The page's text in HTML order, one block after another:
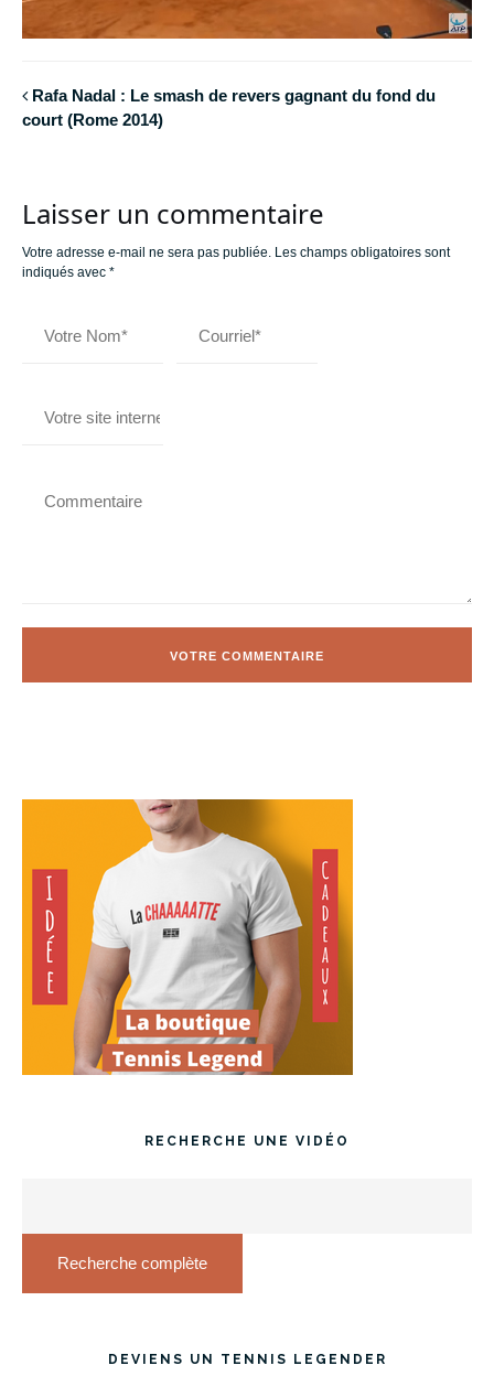
Rafa Nadal : Le smash de revers gagnant du fond du
court (Rome 2014)
Laisser un commentaire
Votre adresse e-mail ne sera pas publiée. Les champs obligatoires sont
indiqués avec *
RECHERCHE UNE VIDÉO
Recherche complète
DEVIENS UN TENNIS LEGENDER